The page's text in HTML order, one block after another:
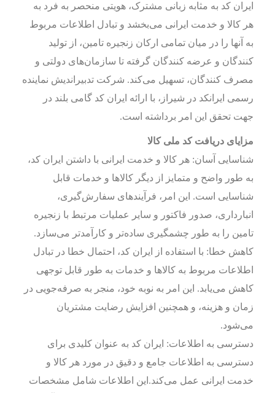
ایران کد به مثابه زبانی مشترک، هویتی منحصر به فرد به
هر کالا و خدمت ایرانی می‌بخشد و تبادل اطلاعات مربوط
به آنها را در میان تمامی ارکان زنجیره تامین، از تولید
کنندگان و عرضه کنندگان گرفته تا سازمان‌های دولتی و
مصرف کنندگان، تسهیل می‌کند. شرکت تدبیراندیش نماینده
رسمی ایرانکد در شیراز، با ارائه ایران کد گامی بلند در
جهت تحقق این امر برداشته است.
مزایای دریافت کد ملی کالا
شناسایی آسان: هر کالا و خدمت ایرانی با داشتن ایران کد،
به طور واضح و متمایز از دیگر کالاها و خدمات قابل
شناسایی است. این امر، فرآیندهای سفارش‌گیری،
انبارداری، صدور فاکتور و سایر عملیات مرتبط با زنجیره
تامین را به طور چشمگیری ساده‌تر و کارآمدتر می‌سازد.
کاهش خطا: با استفاده از ایران کد، احتمال خطا در تبادل
اطلاعات مربوط به کالاها و خدمات به طور قابل توجهی
کاهش می‌یابد. این امر به نوبه خود، منجر به صرفه‌جویی در
زمان و هزینه، و همچنین افزایش رضایت مشتریان
می‌شود.
دسترسی به اطلاعات: ایران کد به عنوان کلیدی برای
دسترسی به اطلاعات جامع و دقیق در مورد هر کالا و
خدمت ایرانی عمل می‌کند.این اطلاعات شامل مشخصات